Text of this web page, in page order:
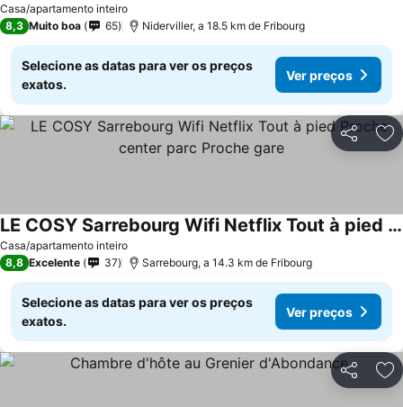
Casa/apartamento inteiro
8,3 Muito boa 65 Niderviller, a 18.5 km de Fribourg
Selecione as datas para ver os preços
exatos.
Ver preços
Partilhar
Casa/apartamento inteiro
LE COSY Sarrebourg Wifi Netflix Tout à pied Proche center parc Proche gare
8,8 Excelente 37 Sarrebourg, a 14.3 km de Fribourg
Selecione as datas para ver os preços
exatos.
Ver preços
Partilhar